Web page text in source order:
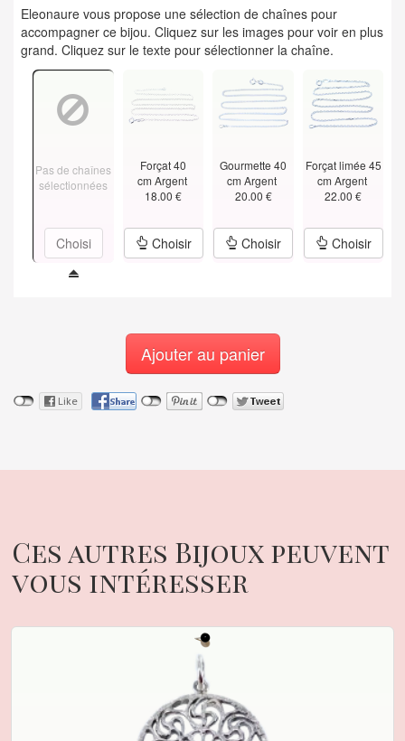
Eleonaure vous propose une sélection de chaînes pour
accompagner ce bijou. Cliquez sur les images pour voir en plus
grand. Cliquez sur le texte pour sélectionner la chaîne.
Pas de chaînes
sélectionnées
Choisi
Forçat 40
cm Argent
18.00 €
Choisir
Gourmette 40
cm Argent
20.00 €
Choisir
Forçat limée 45
cm Argent
22.00 €
Choisir
Ajouter au panier
Ces autres Bijoux peuvent
vous intéresser